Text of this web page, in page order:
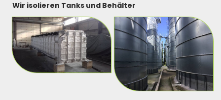
Wir isolieren Tanks und Behälter